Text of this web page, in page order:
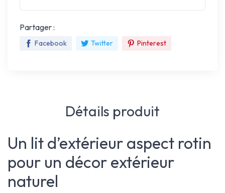
Partager :
Facebook Twitter Pinterest
Détails produit
Un lit d’extérieur aspect rotin
pour un décor extérieur
naturel